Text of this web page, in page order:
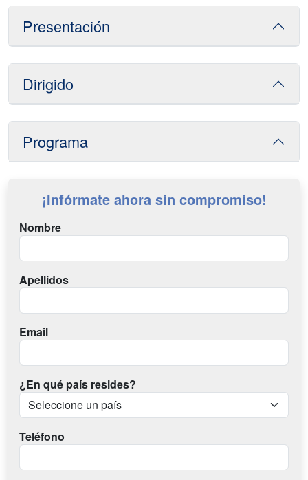
Presentación
Dirigido
Programa
¡Infórmate ahora sin compromiso!
Nombre
Apellidos
Email
¿En qué país resides?
Teléfono